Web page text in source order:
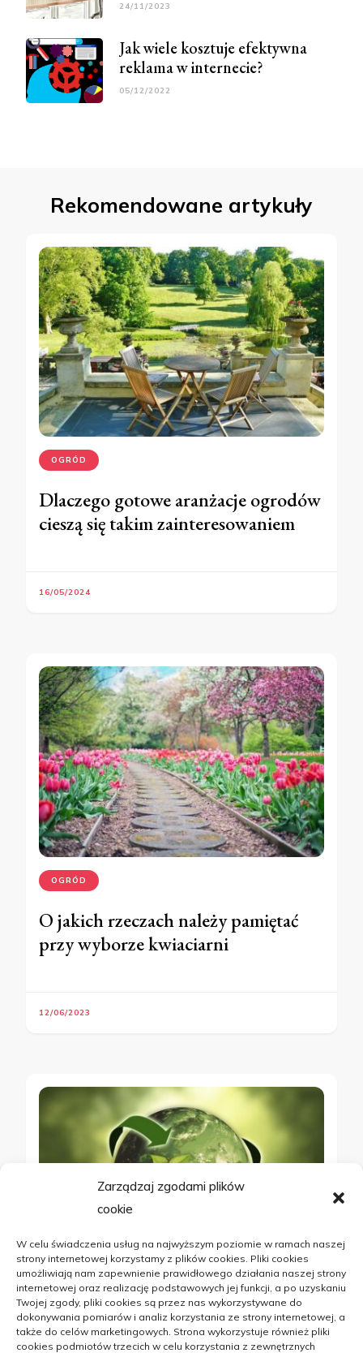
Zarządzaj zgodami plików
cookie
W celu świadczenia usług na najwyższym poziomie w ramach naszej
strony internetowej korzystamy z plików cookies. Pliki cookies
umożliwiają nam zapewnienie prawidłowego działania naszej strony
internetowej oraz realizację podstawowych jej funkcji, a po uzyskaniu
Twojej zgody, pliki cookies są przez nas wykorzystywane do
dokonywania pomiarów i analiz korzystania ze strony internetowej, a
także do celów marketingowych. Strona wykorzystuje również pliki
cookies podmiotów trzecich w celu korzystania z zewnętrznych
24/11/2023
Jak wiele kosztuje efektywna
reklama w internecie?
05/12/2022
Rekomendowane artykuły
OGRÓD
Dlaczego gotowe aranżacje ogrodów
cieszą się takim zainteresowaniem
16/05/2024
OGRÓD
O jakich rzeczach należy pamiętać
przy wyborze kwiaciarni
12/06/2023
OGRÓD
Prędko wykonane świadczenia